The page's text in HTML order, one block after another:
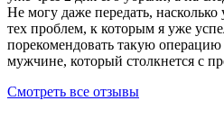
Не могу даже передать,
тех проблем, к которым я уже
порекомендовать такую
мужчине, который столкнется с
Смотреть все отзывы